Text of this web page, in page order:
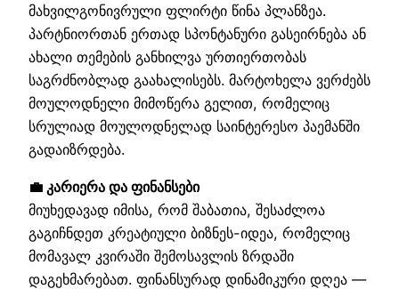
მახვილგონივრული ფლირტი წინა პლანზეა.
პარტნიორთან ერთად სპონტანური გასეირნება ან
ახალი თემების განხილვა ურთიერთობას
საგრძნობლად გაახალისებს. მარტოხელა ვერძებს
მოულოდნელი მიმოწერა გელით, რომელიც
სრულიად მოულოდნელად საინტერესო პაემანში
გადაიზრდება.
💼 კარიერა და ფინანსები
მიუხედავად იმისა, რომ შაბათია, შესაძლოა
გაგიჩნდეთ კრეატიული ბიზნეს-იდეა, რომელიც
მომავალ კვირაში შემოსავლის ზრდაში
დაგეხმარებათ. ფინანსურად დინამიკური დღეა —